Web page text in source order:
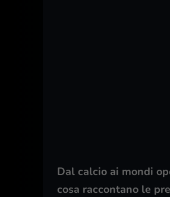
Dal calcio ai mondi
cosa raccontano le